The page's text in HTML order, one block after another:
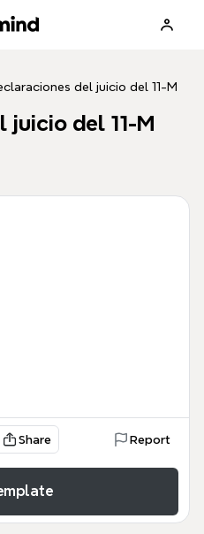
del juicio del 11-M
juicio del 11-M
Share Report